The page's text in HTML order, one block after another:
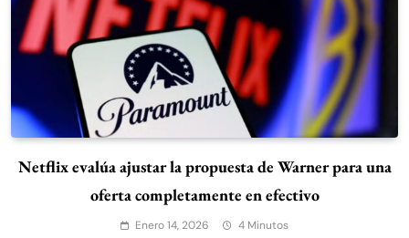
Netflix evalúa ajustar la propuesta de Warner para una
oferta completamente en efectivo
Enero 14, 2026 4 Minutos